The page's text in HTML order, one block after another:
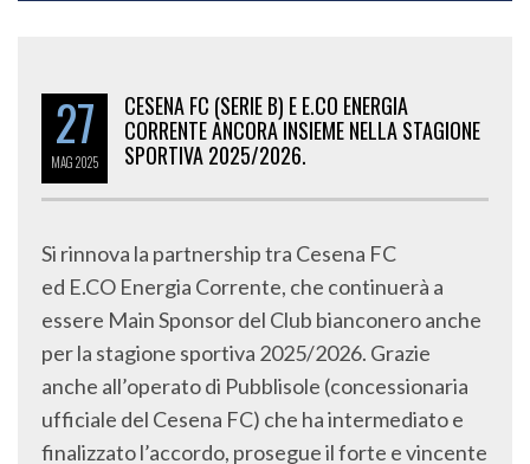
27
MAG2025
CESENA FC (SERIE B) E E.CO ENERGIA
CORRENTE ANCORA INSIEME NELLA STAGIONE
SPORTIVA 2025/2026.
Si rinnova la partnership tra Cesena FC
ed E.CO Energia Corrente, che continuerà a
essere Main Sponsor del Club bianconero anche
per la stagione sportiva 2025/2026. Grazie
anche all’operato di Pubblisole (concessionaria
ufficiale del Cesena FC) che ha intermediato e
finalizzato l’accordo, prosegue il forte e vincente